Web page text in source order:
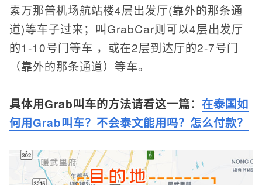
素万那普机场航站楼4层出发厅(靠外的那条通
道)等车子过来；叫GrabCar则可以4层出发厅
的1-10号门等车 ，或在2层到达厅的2-7号门
（靠外的那条通道）等车。
具体用Grab叫车的方法请看这一篇： 在泰国如
何用Grab叫车？不会泰文能用吗？怎么付款？